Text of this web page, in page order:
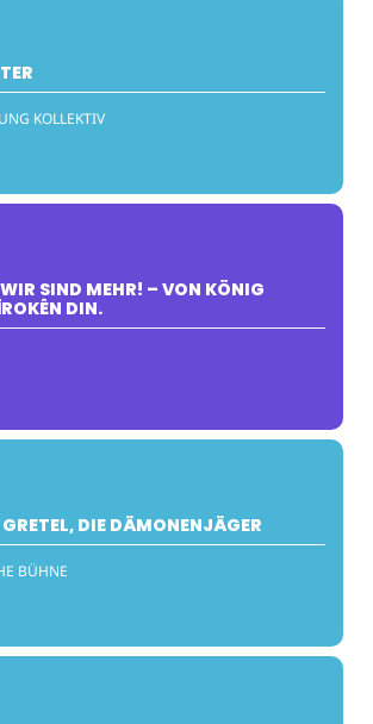
KOLLEKTIV
SIND MEHR! – VON KÖNIG
DIN.
DIE DÄMONENJÄGER
BÜHNE